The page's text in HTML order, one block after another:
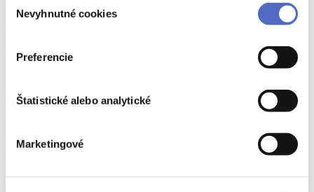
súhlasu
Nevyhnutné cookies
Preferencie
Štatistické alebo analytické
Marketingové
Aktuality